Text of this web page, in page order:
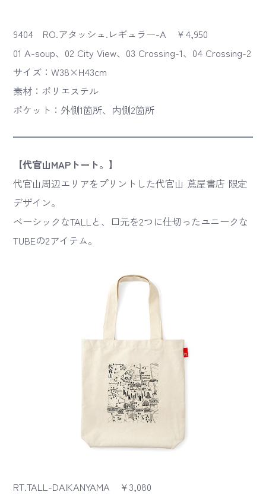
9404 RO.アタッシェ.レギュラー-A ￥4,950
01 A-soup、02 City View、03 Crossing-1、04 Crossing-2
サイズ：W38×H43cm
素材：ポリエステル
ポケット：外側1箇所、内側2箇所
【代官山MAPトート。】
代官山周辺エリアをプリントした代官山 蔦屋書店 限定
デザイン。
ベーシックなTALLと、口元を2つに仕切ったユニークな
TUBEの2アイテム。
RT.TALL-DAIKANYAMA ￥3,080